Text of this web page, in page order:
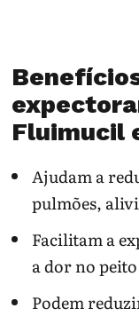
Fluimucil
Ajudam a
pulmões,
Facilitam a
a dor no
Podem